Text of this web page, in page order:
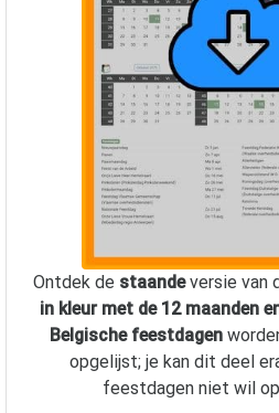
Ontdek de staandeversie van
in kleur met de 12 maanden
Belgische feestdagen
opgelijst; je kan dit deel
feestdagen niet wil